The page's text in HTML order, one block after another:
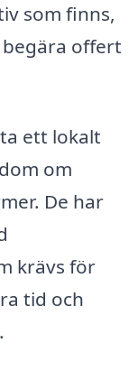
som finns,
offert
ett lokalt
om
De har
krävs för
tid och